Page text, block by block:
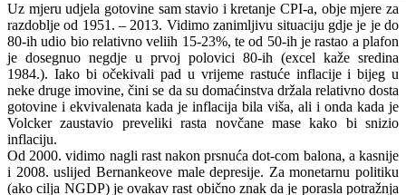
Uz mjeru udjela gotovine sam stavio i kretanje CPI-a, obje mjere za
razdoblje od 1951. – 2013. Vidimo zanimljivu situaciju gdje je je do
80-ih udio bio relativno veliih 15-23%, te od 50-ih je rastao a plafon
je dosegnuo negdje u prvoj polovici 80-ih (excel kaže sredina
1984.). Iako bi očekivali pad u vrijeme rastuće inflacije i bijeg u
neke druge imovine, čini se da su domaćinstva držala relativno dosta
gotovine i ekvivalenata kada je inflacija bila viša, ali i onda kada je
Volcker zaustavio preveliki rasta novčane mase kako bi snizio
inflaciju.
Od 2000. vidimo nagli rast nakon prsnuća dot-com balona, a kasnije
i 2008. uslijed Bernankeove male depresije. Za monetarnu politiku
(ako cilja NGDP) je ovakav rast obično znak da je porasla potražnja